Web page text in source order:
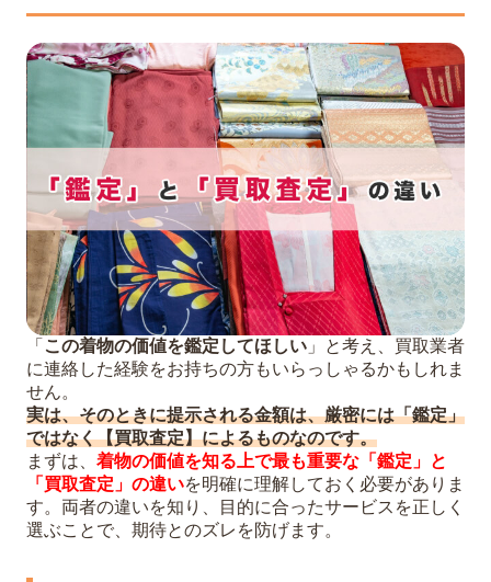
物
【保存版】高価買取が期待できる！着物
の種類別「買取相場表」
【相場表をご覧になる上での注意点】
4
後悔しないためのパートナー選び｜信頼で
きる買取業者の見極め方
どこに売る？主な売却先のメリッ
ト・デメリット比較
信頼できる「着物専門の買取業者」を見
抜くチェックリスト
【後悔しないための重要ポイント】複数
の専門業者で相見積もりを取る
5
がお手伝いします
創業以来培ってきた確かな査定力
お客様に寄り添う安心の無料サービス
ライフスタイルで選べる買取方法
状態が気になる着物も、まずはご相談く
「 この着物の価値を鑑定してほしい 」と考え、買取業者
に連絡した経験をお持ちの方もいらっしゃるかもしれま
せん。
実は、そのときに提示される金額は、厳密には「鑑定」
ではなく【買取査定】によるものなのです。
まずは、 着物の価値を知る上で最も重要な「鑑定」と
「買取査定」の違いを明確に理解しておく必要がありま
す。両者の違いを知り、目的に合ったサービスを正しく
選ぶことで、期待とのズレを防げます。